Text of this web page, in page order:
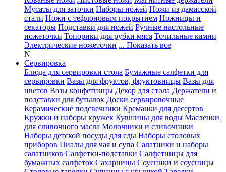
Мусаты для заточки Наборы ножей Ножи из дамасской
стали Ножи с тефлоновым покрытием Ножницы и
секаторы Подставки для ножей Ручные настольные
ножеточки Топорики для рубки мяса Точильные камни
Электрические ножеточки ... Показать все
N
Сервировка
Блюда для сервировки стола Бумажные салфетки для
сервировки Вазы для фруктов, фруктовницы Вазы для
цветов Вазы конфетницы Декор для стола Держатели и
подставки для бутылок Доски сервировочные
Керамические подсвечники Креманки для десертов
Кружки и наборы кружек Кувшины для воды Масленки
для сливочного масла Молочники и сливочники
Наборы детской посуды для еды Наборы столовых
приборов Пиалы для чая и супа Салатники и наборы
салатников Салфетки-подставки Салфетницы для
бумажных салфеток Сахарницы Соусники и соусницы